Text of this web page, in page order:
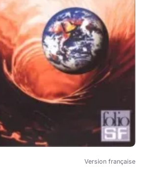
Version française